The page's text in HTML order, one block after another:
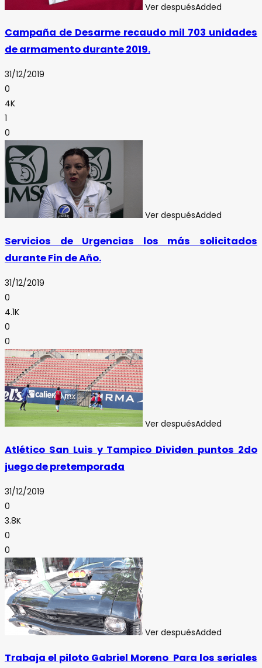
Ver despuésAdded
Campaña de Desarme recaudo mil 703 unidades
de armamento durante 2019.
31/12/2019
0
4K
1
0
Ver despuésAdded
Servicios de Urgencias los más solicitados
durante Fin de Año.
31/12/2019
0
4.1K
0
0
Ver despuésAdded
Atlético San Luis y Tampico Dividen puntos 2do
juego de pretemporada
31/12/2019
0
3.8K
0
0
Ver despuésAdded
Trabaja el piloto Gabriel Moreno Para los seriales